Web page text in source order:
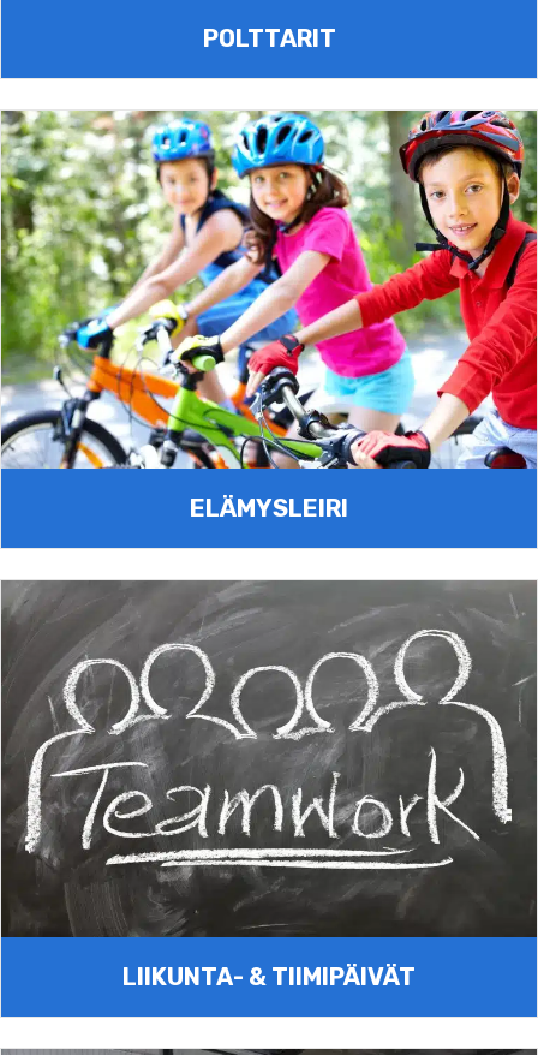
POLTTARIT
ELÄMYSLEIRI
LIIKUNTA- & TIIMIPÄIVÄT